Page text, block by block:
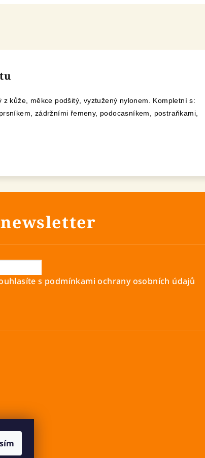
kůže, měkce podšitý, vyztužený nylonem. Kompletní s:
zádržními řemeny, podocasníkem, postraňkami,
s podmínkami ochrany osobních údajů